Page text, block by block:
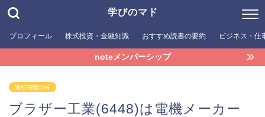
学びのマド
プロフィール 株式投資・金融知識 おすすめ読書の要約 ビジネス・仕
noteメンバーシップ
連続増配の株
ブラザー工業(6448)は電機メーカー